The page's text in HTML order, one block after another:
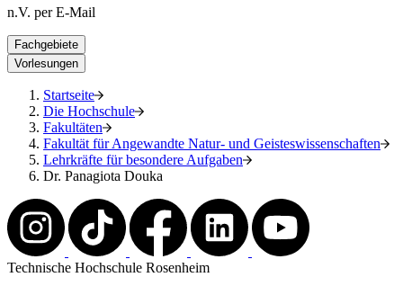
n.V. per E-Mail
Fachgebiete
Vorlesungen
Startseite
Die Hochschule
Fakultäten
Fakultät für Angewandte Natur- und Geisteswissenschaften
Lehrkräfte für besondere Aufgaben
Dr. Panagiota Douka
Technische Hochschule Rosenheim